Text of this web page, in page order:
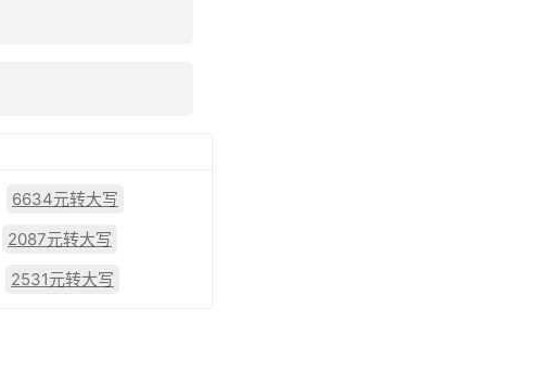
6634元转大写
2087元转大写
2531元转大写